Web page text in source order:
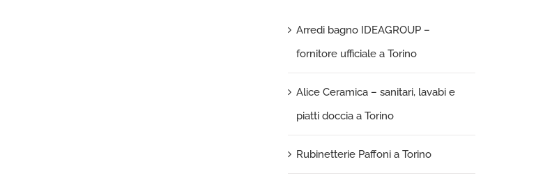
Arredi bagno IDEAGROUP –
fornitore ufficiale a Torino
Alice Ceramica – sanitari, lavabi e
piatti doccia a Torino
Rubinetterie Paffoni a Torino